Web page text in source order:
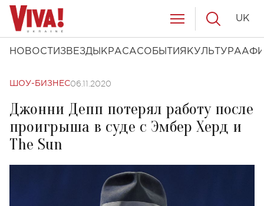
НОВОСТИ ЗВЕЗДЫ КРАСАСОБЫТИЯ КУЛЬТУРА
UK
ШОУ-БИЗНЕС06.11.2020
Джонни Депп потерял работу после
проигрыша в суде с Эмбер Херд и
The Sun